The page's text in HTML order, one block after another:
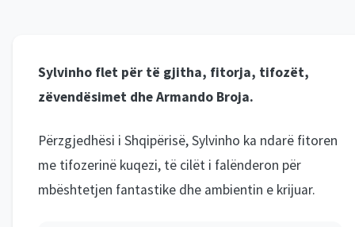
Sylvinho flet për të gjitha, fitorja, tifozët,
zëvendësimet dhe Armando Broja.
Përzgjedhësi i Shqipërisë, Sylvinho ka ndarë fitoren
me tifozerinë kuqezi, të cilët i falënderon për
mbështetjen fantastike dhe ambientin e krijuar.